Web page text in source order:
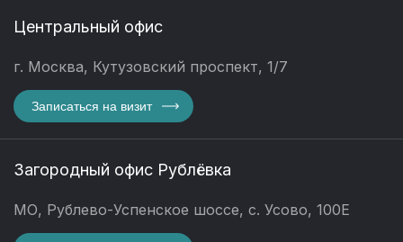
Центральный офис
г. Москва, Кутузовский проспект, 1/7
Записаться на визит
Загородный офис Рублёвка
МО, Рублево-Успенское шоссе, с. Усово, 100Е